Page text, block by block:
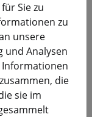
Pro
Sie zu
zu
unsere
und Analysen
die
sie im